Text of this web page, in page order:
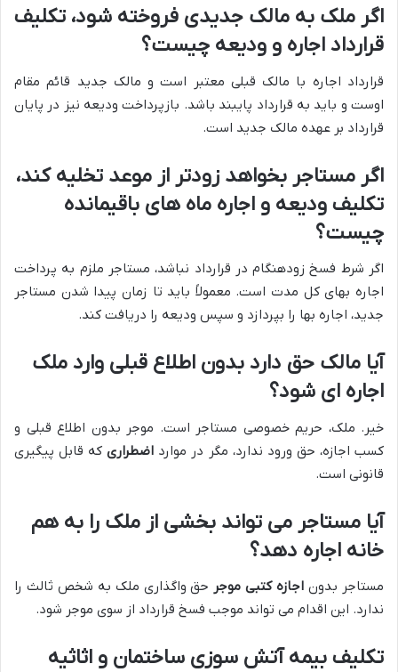
اگر ملک به مالک جدیدی فروخته شود، تکلیف
قرارداد اجاره و ودیعه چیست؟
قرارداد اجاره با مالک قبلی معتبر است و مالک جدید قائم مقام
اوست و باید به قرارداد پایبند باشد. بازپرداخت ودیعه نیز در پایان
قرارداد بر عهده مالک جدید است.
اگر مستاجر بخواهد زودتر از موعد تخلیه کند،
تکلیف ودیعه و اجاره ماه های باقیمانده
چیست؟
اگر شرط فسخ زودهنگام در قرارداد نباشد، مستاجر ملزم به پرداخت
اجاره بهای کل مدت است. معمولاً باید تا زمان پیدا شدن مستاجر
جدید، اجاره بها را بپردازد و سپس ودیعه را دریافت کند.
آیا مالک حق دارد بدون اطلاع قبلی وارد ملک
اجاره ای شود؟
خیر. ملک، حریم خصوصی مستاجر است. موجر بدون اطلاع قبلی و
کسب اجازه، حق ورود ندارد، مگر در موارد اضطراریکه قابل پیگیری
قانونی است.
آیا مستاجر می تواند بخشی از ملک را به هم
خانه اجاره دهد؟
مستاجر بدون اجازه کتبی موجر حق واگذاری ملک به شخص ثالث را
ندارد. این اقدام می تواند موجب فسخ قرارداد از سوی موجر شود.
تکلیف بیمه آتش سوزی ساختمان و اثاثیه